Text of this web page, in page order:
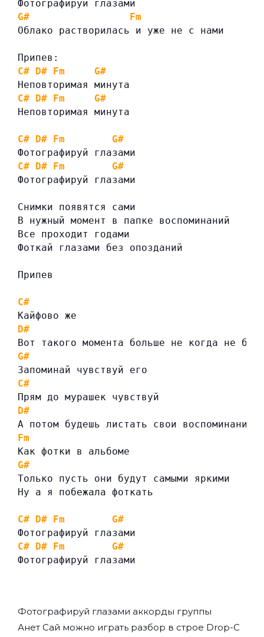
Фотографируй глазами
G#
Fm
Облако растворилась и уже не с нами
Припев:
C# D# Fm
G#
Неповторимая минута
C# D# Fm
G#
Неповторимая минута
C# D# Fm
G#
Фотографируй глазами
C# D# Fm
G#
Фотографируй глазами
Снимки появятся сами
В нужный момент в папке воспоминаний
Все проходит годами
Фоткай глазами без опозданий
Припев
C#
Кайфово же
D#
Вот такого момента больше не когда не
G#
Запоминай чувствуй его
C#
Прям до мурашек чувствуй
D#
А потом будешь листать свои воспоминания
Fm
Как фотки в альбоме
G#
Только пусть они будут самыми яркими
Ну а я побежала фоткать
C# D# Fm
G#
Фотографируй глазами
C# D# Fm
G#
Фотографируй глазами
Фотографируй глазами аккорды группы
Анет Сай можно играть разбор в строе Drop-C